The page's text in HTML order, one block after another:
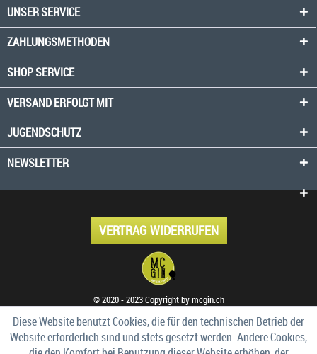
UNSER SERVICE
ZAHLUNGSMETHODEN
SHOP SERVICE
VERSAND ERFOLGT MIT
JUGENDSCHUTZ
NEWSLETTER
VERTRAG WIDERRUFEN
© 2020 - 2023 Copyright by mcgin.ch
Diese Website benutzt Cookies, die für den technischen Betrieb der
Website erforderlich sind und stets gesetzt werden. Andere Cookies,